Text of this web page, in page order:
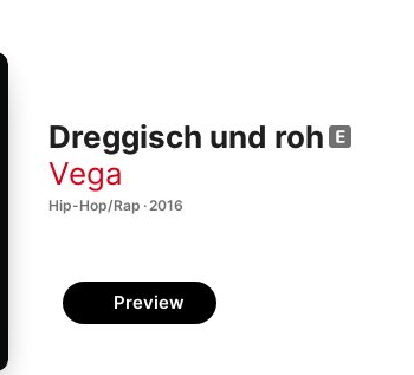
Dreggisch und roh
Vega
Hip-Hop/Rap · 2016
Preview